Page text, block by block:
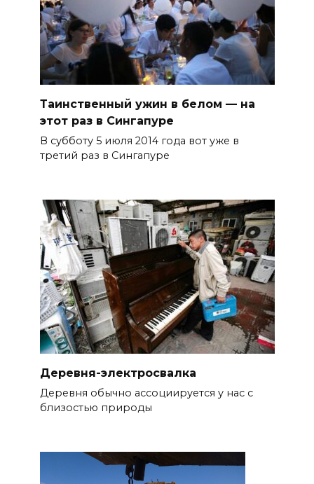
Таинственный ужин в белом — на
этот раз в Сингапуре
В субботу 5 июля 2014 года вот уже в
третий раз в Сингапуре
Деревня-электросвалка
Деревня обычно ассоциируется у нас с
близостью природы